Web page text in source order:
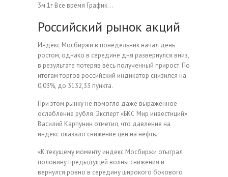
3м 1г Все время График…
Российский рынок акций
Индекс Мосбиржи в понедельник начал день
ростом, однако в середине дня развернулся вниз,
в результате потеряв весь полученный прирост. По
итогам торгов российский индикатор снизился на
0,03%, до 3132,33 пункта.
При этом рынку не помогло даже выраженное
ослабление рубля. Эксперт «БКС Мир инвестиций»
Василий Карпунин отметил, что давление на
индекс оказало снижение цен на нефть.
«К текущему моменту индекс Мосбиржи отыграл
половину предыдущей волны снижения и
вернулся ровно в середину широкого бокового